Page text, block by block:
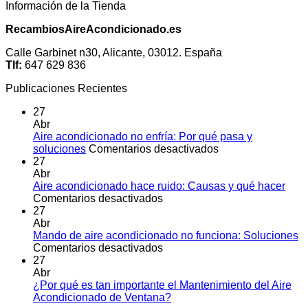
Información de la Tienda
RecambiosAireAcondicionado.es
Calle Garbinet n30, Alicante, 03012. España
Tlf: 647 629 836
Publicaciones Recientes
27
Abr
Aire acondicionado no enfría: Por qué pasa y
soluciones Comentarios desactivadosen
no
pasa
27
Abr
Aire acondicionado hace ruido: Causas y qué hacer
Comentarios desactivadosen
hace
ruido:
qué
hacer
27
Abr
Mando de aire acondicionado no funciona: Soluciones
Comentarios desactivadosen
aire
acondicionado
27
Abr
¿Por qué es tan importante el Mantenimiento del Aire
Acondicionado de Ventana?No